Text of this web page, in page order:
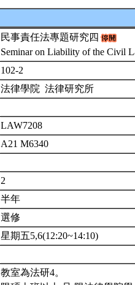
民事責任法專題研究四
Seminar on Liability of the Civil
102-2
法律學院 法律研究所
LAW7208
A21 M6340
2
半年
選修
星期五5,6(12:20~14:10)
教室為法研4。